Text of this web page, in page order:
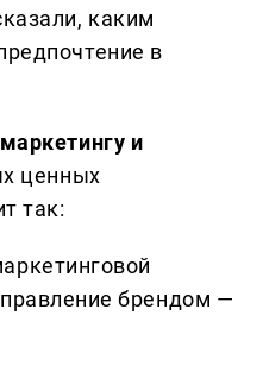
каким
в
и
ценных
так:
брендом —